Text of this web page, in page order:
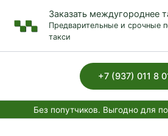
содержимому
Заказать междугороднее
Предварительные и срочные
такси
+7 (937) 011 8
Без попутчиков. Выгодно для